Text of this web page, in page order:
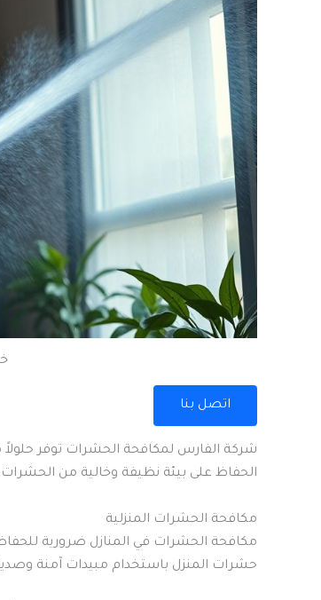
اتصل بنا
شركة الفارس لمكافحة الحشرات توفر
الحفاظ على بيئة نظيفة وخالية من الحشرات،
مكافحة الحشرات المنزلية
مكافحة الحشرات في المنازل ضرورية
حشرات المنزل باستخدام مبيدات آمنة